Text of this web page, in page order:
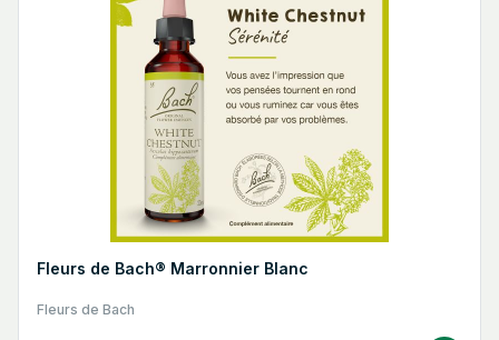
Fleurs de Bach® Marronnier Blanc
Fleurs de Bach